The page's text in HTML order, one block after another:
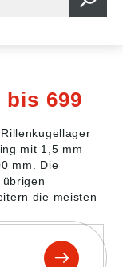
699
mit 1,5 mm
mm. Die
die meisten